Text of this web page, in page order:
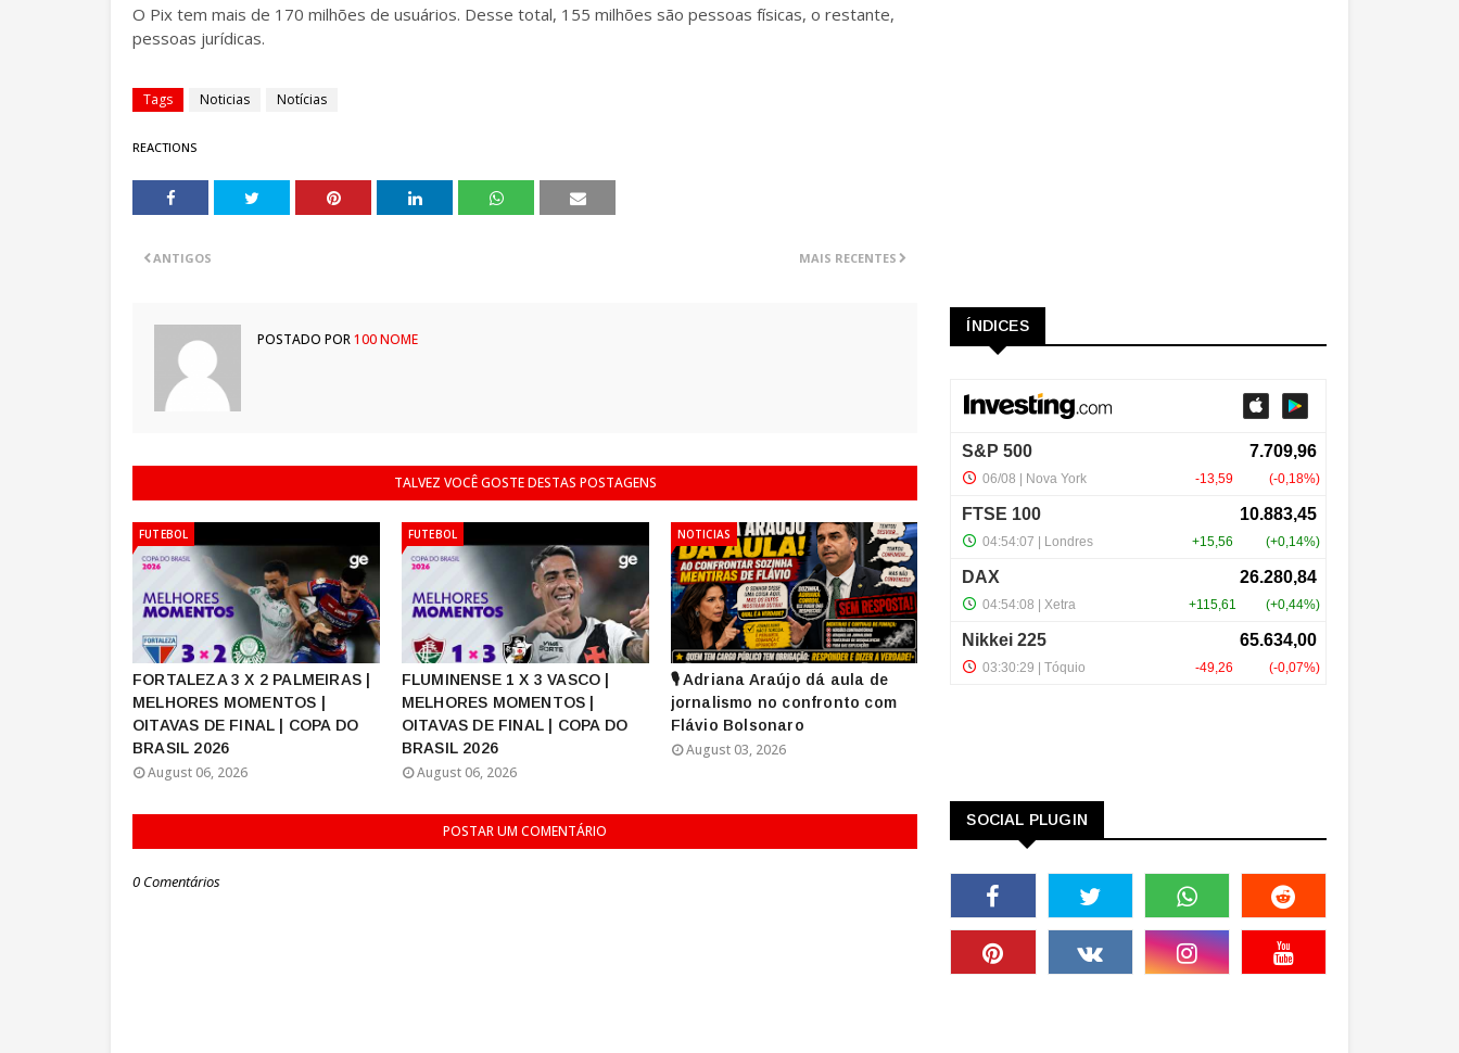
O Pix tem mais de 170 milhões de usuários. Desse total, 155 milhões são pessoas físicas, o restante,
pessoas jurídicas.
Tags Noticias Notícias
REACTIONS
MAIS RECENTES
ANTIGOS
POSTADO POR100 NOME
TALVEZ VOCÊ GOSTE DESTAS POSTAGENS
FUTEBOL
FORTALEZA 3 X 2 PALMEIRAS |
MELHORES MOMENTOS |
OITAVAS DE FINAL | COPA DO
BRASIL 2026
August 06, 2026
FUTEBOL
FLUMINENSE 1 X 3 VASCO |
MELHORES MOMENTOS |
OITAVAS DE FINAL | COPA DO
BRASIL 2026
August 06, 2026
NOTICIAS
🎙️ Adriana Araújo dá aula de
jornalismo no confronto com
Flávio Bolsonaro
August 03, 2026
POSTAR UM COMENTÁRIO
0 Comentários
ÍNDICES
SOCIAL PLUGIN